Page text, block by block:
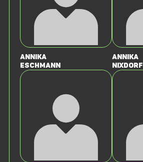
Annika
Eschmann
Annika
Nixdorf